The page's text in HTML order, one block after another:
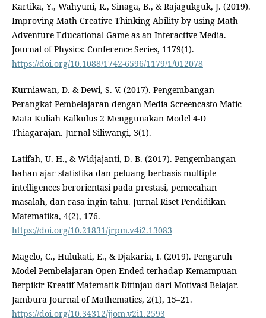
Kartika, Y., Wahyuni, R., Sinaga, B., & Rajagukguk, J. (2019).
Improving Math Creative Thinking Ability by using Math
Adventure Educational Game as an Interactive Media.
Journal of Physics: Conference Series, 1179(1).
https://doi.org/10.1088/1742-6596/1179/1/012078
Kurniawan, D. & Dewi, S. V. (2017). Pengembangan
Perangkat Pembelajaran dengan Media Screencasto-Matic
Mata Kuliah Kalkulus 2 Menggunakan Model 4-D
Thiagarajan. Jurnal Siliwangi, 3(1).
Latifah, U. H., & Widjajanti, D. B. (2017). Pengembangan
bahan ajar statistika dan peluang berbasis multiple
intelligences berorientasi pada prestasi, pemecahan
masalah, dan rasa ingin tahu. Jurnal Riset Pendidikan
Matematika, 4(2), 176.
https://doi.org/10.21831/jrpm.v4i2.13083
Magelo, C., Hulukati, E., & Djakaria, I. (2019). Pengaruh
Model Pembelajaran Open-Ended terhadap Kemampuan
Berpikir Kreatif Matematik Ditinjau dari Motivasi Belajar.
Jambura Journal of Mathematics, 2(1), 15–21.
https://doi.org/10.34312/jjom.v2i1.2593